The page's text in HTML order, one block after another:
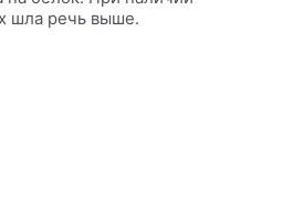
шла речь выше.